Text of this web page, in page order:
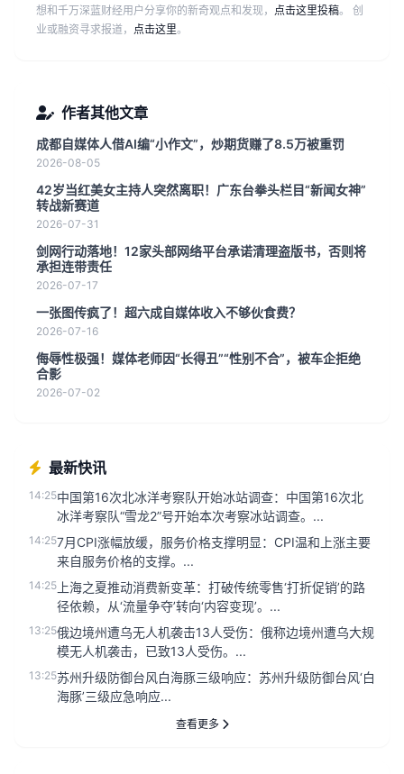
想和千万深蓝财经用户分享你的新奇观点和发现， 点击这里投稿。 创
业或融资寻求报道， 点击这里。
作者其他文章
成都自媒体人借AI编“小作文”，炒期货赚了8.5万被重罚
2026-08-05
42岁当红美女主持人突然离职！广东台拳头栏目“新闻女神”
转战新赛道
2026-07-31
剑网行动落地！12家头部网络平台承诺清理盗版书，否则将
承担连带责任
2026-07-17
一张图传疯了！超六成自媒体收入不够伙食费？
2026-07-16
侮辱性极强！媒体老师因“长得丑”“性别不合”，被车企拒绝
合影
2026-07-02
最新快讯
14:25中国第16次北冰洋考察队开始冰站调查：中国第16次北
冰洋考察队“雪龙2”号开始本次考察冰站调查。...
14:257月CPI涨幅放缓，服务价格支撑明显：CPI温和上涨主要
来自服务价格的支撑。...
14:25 上海之夏推动消费新变革：打破传统零售‘打折促销’的路
径依赖，从‘流量争夺’转向‘内容变现’。...
13:25俄边境州遭乌无人机袭击13人受伤：俄称边境州遭乌大规
模无人机袭击，已致13人受伤。...
13:25苏州升级防御台风白海豚三级响应：苏州升级防御台风‘白
海豚’三级应急响应...
查看更多